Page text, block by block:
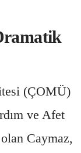
(ÇOMÜ)
ve Afet
Caymaz,